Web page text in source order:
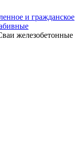
и гражданское
железобетонные